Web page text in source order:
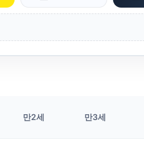
만2세 만3세